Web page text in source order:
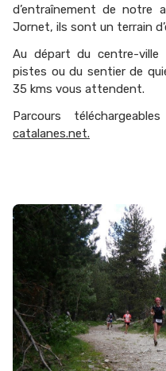
d’entraînement de notre
Jornet, ils sont un terrain
Au départ du centre-ville
pistes ou du sentier de
35 kms vous attendent.
Parcours
catalanes.net.